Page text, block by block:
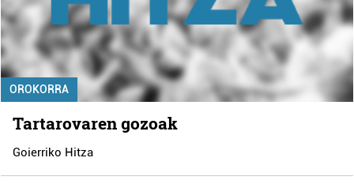
OROKORRA
Tartarovaren gozoak
Goierriko Hitza